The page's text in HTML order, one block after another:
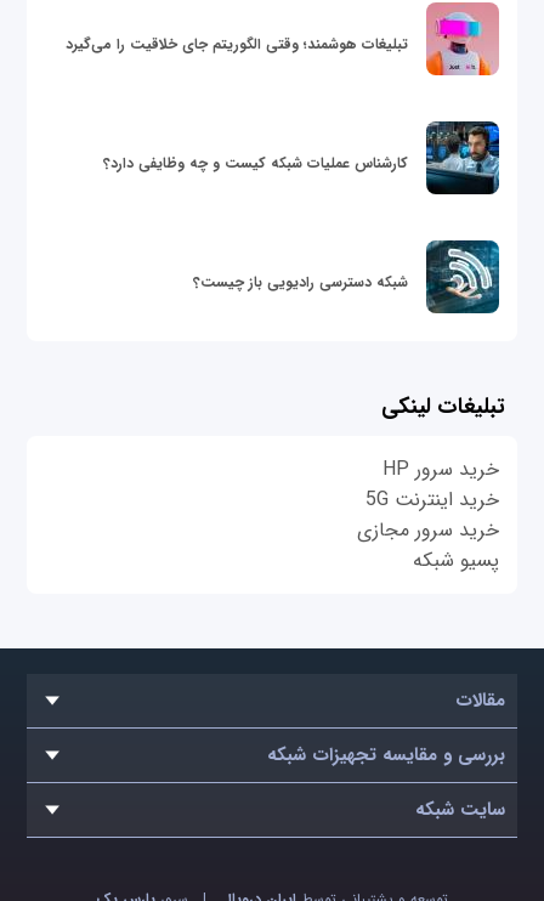
تبلیغات هوشمند؛ وقتی الگوریتم جای خلاقیت را می‌گیرد
کارشناس عملیات شبکه کیست و چه وظایفی دارد؟
شبکه دسترسی رادیویی باز چیست؟
تبلیغات لینکی
خرید سرور HP
خرید اینترنت 5G
خرید سرور مجازی
پسیو شبکه
مقالات
بررسی و مقایسه تجهیزات شبکه
سایت شبکه